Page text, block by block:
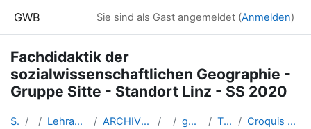
GWB Sie sind als Gast angemeldet (Anmelden)
Fachdidaktik der
sozialwissenschaftlichen Geographie -
Gruppe Sitte - Standort Linz - SS 2020
Startseite Kurse Lehramtsausbildung GW im Cluster Österreich Mitte ARCHIV - Lehrveranstaltungen am Standort Linz - seit 2016 SS_2020 gw_FDSowiGeo_Sitte_2020ss T 6 Lebensraum Stadt - Croquis aus ....(franz. Beispiel Siedlungsgeographie - methode...